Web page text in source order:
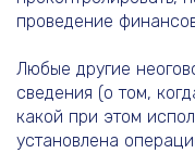
проведение
Любые другие
сведения (о том,
какой при этом
установлена